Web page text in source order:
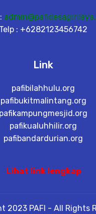
Telp : +6282123456742
Link
pafibilahhulu.org
pafibukitmalintang.org
pafikampungmesjid.org
pafikualuhhilir.org
pafibandardurian.org
Lihat link lengkap
2023 PAFI - All Rights